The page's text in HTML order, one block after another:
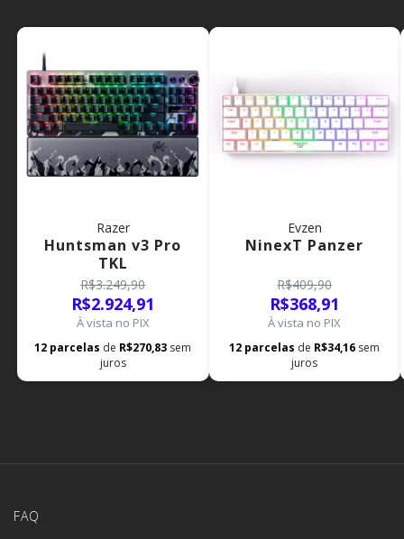
Razer
Huntsman v3 Pro
TKL
R$3.249,90
R$2.924,91
À vista no PIX
12 parcelas de R$270,83 sem
juros
Evzen
NinexT Panzer
R$409,90
R$368,91
À vista no PIX
12 parcelas de R$34,16 sem
juros
FAQ